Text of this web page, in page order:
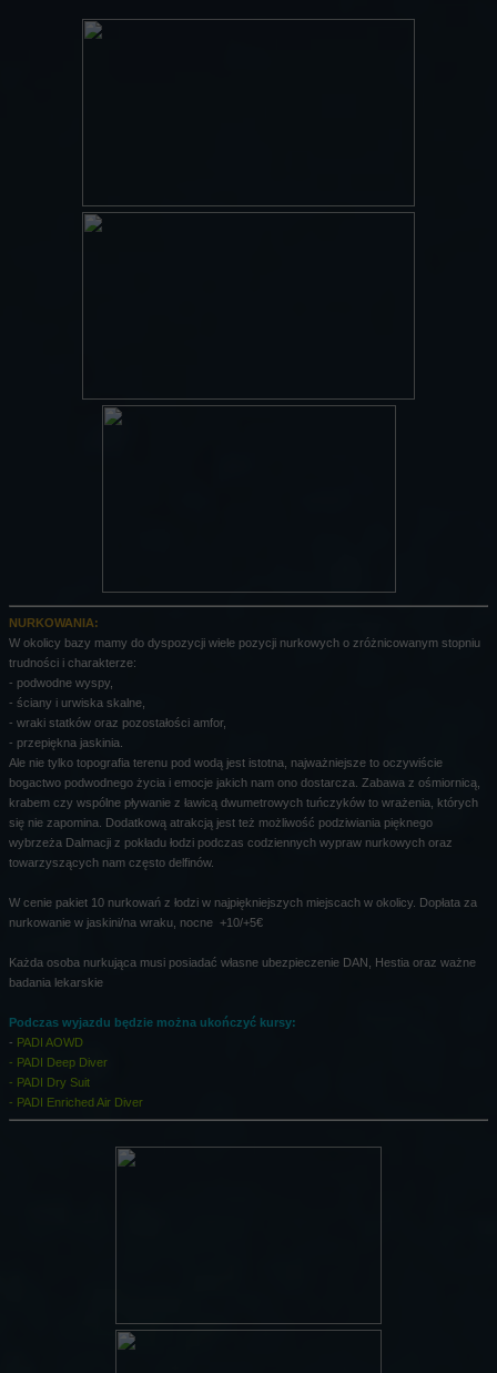
NURKOWANIA:
W okolicy bazy mamy do dyspozycji wiele pozycji nurkowych o zróżnicowanym stopniu
trudności i charakterze:
- podwodne wyspy,
- ściany i urwiska skalne,
- wraki statków oraz pozostałości amfor,
- przepiękna jaskinia.
Ale nie tylko topografia terenu pod wodą jest istotna, najważniejsze to oczywiście
bogactwo podwodnego życia i emocje jakich nam ono dostarcza. Zabawa z ośmiornicą,
krabem czy wspólne pływanie z ławicą dwumetrowych tuńczyków to wrażenia, których
się nie zapomina. Dodatkową atrakcją jest też możliwość podziwiania pięknego
wybrzeża Dalmacji z pokładu łodzi podczas codziennych wypraw nurkowych oraz
towarzyszących nam często delfinów.
W cenie pakiet 10 nurkowań z łodzi w najpiękniejszych miejscach w okolicy. Dopłata za
nurkowanie w jaskini/na wraku, nocne +10/+5€
Każda osoba nurkująca musi posiadać własne ubezpieczenie DAN, Hestia oraz ważne
badania lekarskie
Podczas wyjazdu będzie można ukończyć kursy:
- PADI AOWD
- PADI Deep Diver
- PADI Dry Suit
- PADI Enriched Air Diver